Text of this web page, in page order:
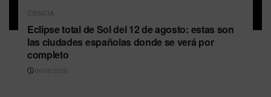
CIENCIA
Eclipse total de Sol del 12 de agosto: estas son
las ciudades españolas donde se verá por
completo
06/08/2026